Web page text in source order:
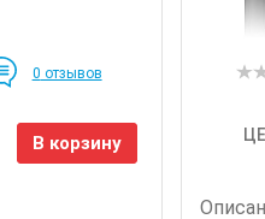
0 отзывов
В корзину